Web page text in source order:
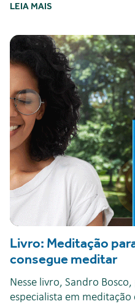
LEIA MAIS
Livro: Meditação
consegue meditar
Nesse livro, Sandro
especialista em